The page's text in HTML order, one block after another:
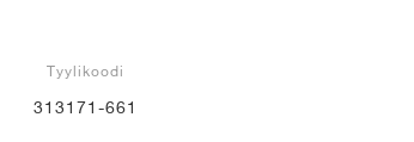
Tyylikoodi
313171-661